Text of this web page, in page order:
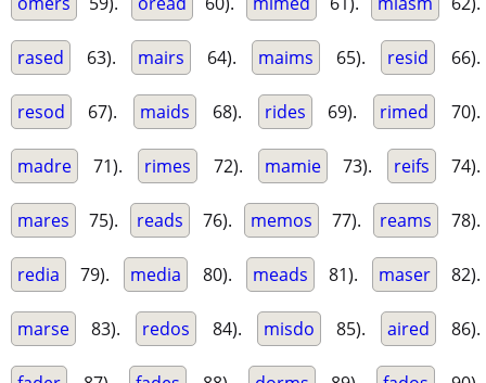
rased 63). mairs 64). maims 65). resid 66).
resod 67). maids 68). rides 69). rimed 70).
madre 71). rimes 72). mamie 73). reifs 74).
mares 75). reads 76). memos 77). reams 78).
redia 79). media 80). meads 81). maser 82).
marse 83). redos 84). misdo 85). aired 86).